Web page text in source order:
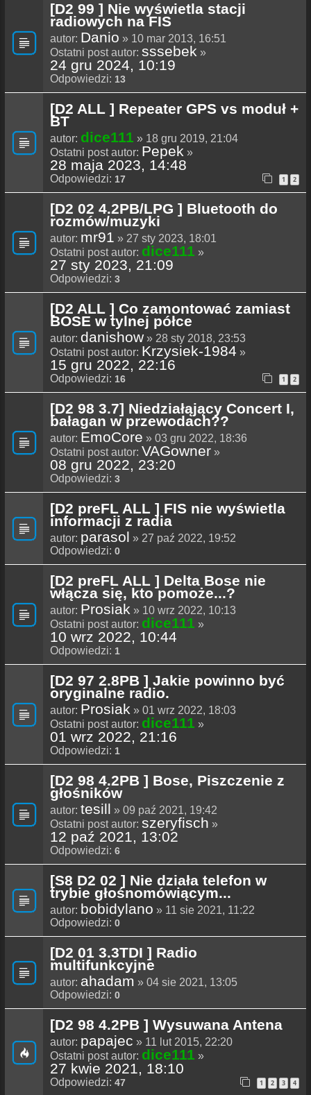
[D2 99 ] Nie wyświetla stacji
radiowych na FIS
autor: Danio » 10 mar 2013, 16:51
Ostatni post autor: sssebek »
24 gru 2024, 10:19
Odpowiedzi: 13
[D2 ALL ] Repeater GPS vs moduł +
BT
autor: dice111 » 18 gru 2019, 21:04
Ostatni post autor: Pepek »
28 maja 2023, 14:48
Odpowiedzi: 17 1 2
[D2 02 4.2PB/LPG ] Bluetooth do
rozmów/muzyki
autor: mr91 » 27 sty 2023, 18:01
Ostatni post autor: dice111 »
27 sty 2023, 21:09
Odpowiedzi: 3
[D2 ALL ] Co zamontować zamiast
BOSE w tylnej półce
autor: danishow » 28 sty 2018, 23:53
Ostatni post autor: Krzysiek-1984 »
15 gru 2022, 22:16
Odpowiedzi: 16 1 2
[D2 98 3.7] Niedziałąjący Concert I,
bałagan w przewodach??
autor: EmoCore » 03 gru 2022, 18:36
Ostatni post autor: VAGowner »
08 gru 2022, 23:20
Odpowiedzi: 3
[D2 preFL ALL ] FIS nie wyświetla
informacji z radia
autor: parasol » 27 paź 2022, 19:52
Odpowiedzi: 0
[D2 preFL ALL ] Delta Bose nie
włącza się, kto pomoże...?
autor: Prosiak » 10 wrz 2022, 10:13
Ostatni post autor: dice111 »
10 wrz 2022, 10:44
Odpowiedzi: 1
[D2 97 2.8PB ] Jakie powinno być
oryginalne radio.
autor: Prosiak » 01 wrz 2022, 18:03
Ostatni post autor: dice111 »
01 wrz 2022, 21:16
Odpowiedzi: 1
[D2 98 4.2PB ] Bose, Piszczenie z
głośników
autor: tesill » 09 paź 2021, 19:42
Ostatni post autor: szeryfisch »
12 paź 2021, 13:02
Odpowiedzi: 6
[S8 D2 02 ] Nie działa telefon w
trybie głośnomówiącym...
autor: bobidylano » 11 sie 2021, 11:22
Odpowiedzi: 0
[D2 01 3.3TDI ] Radio
multifunkcyjne
autor: ahadam » 04 sie 2021, 13:05
Odpowiedzi: 0
[D2 98 4.2PB ] Wysuwana Antena
autor: papajec » 11 lut 2015, 22:20
Ostatni post autor: dice111 »
27 kwie 2021, 18:10
Odpowiedzi: 47 1 2 3 4